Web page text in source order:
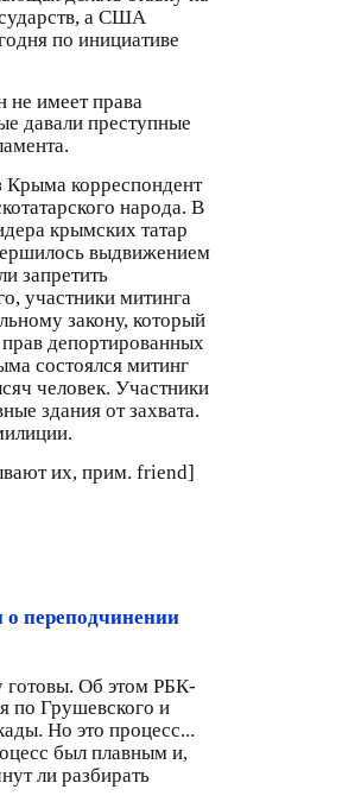
а США
по инициативе
не имеет права
давали преступные
Крыма корреспондент
народа. В
крымских татар
выдвижением
запретить
участники митинга
закону, который
депортированных
состоялся митинг
человек. Участники
здания от захвата.
их, прим. friend]
о переподчинении
готовы. Об этом РБК-
по Грушевского и
Но это процесс...
был плавным и,
ли разбирать